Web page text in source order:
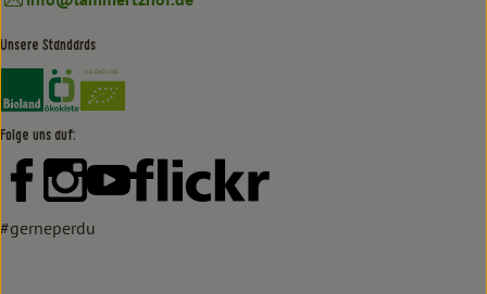
Unsere Standards
Externer Link zu https://www.bioland.de/verbraucher
Externer Link zu https://www.oekokiste.de/
Folge uns auf:
Externer Link zu https://www.facebook.com/lammertzhof/
Externer Link zu https://www.instagram.com/
Externer Link zu https://www.youtube.com/
Externer Link zu https://
#gerneperdu